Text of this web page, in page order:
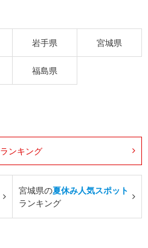
岩手県 宮城県
福島県
ランキング
宮城県の夏休み人気スポット
ランキング